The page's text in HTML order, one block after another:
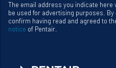
The email address you indicate here
be used for advertising purposes.
confirm having read and agreed to
notice of Pentair.